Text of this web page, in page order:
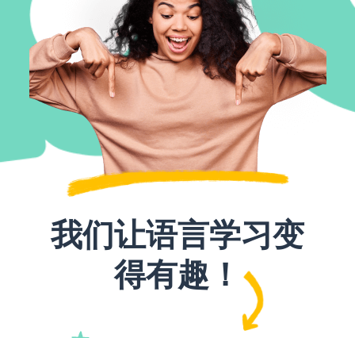
我们让语言学习变
得有趣！